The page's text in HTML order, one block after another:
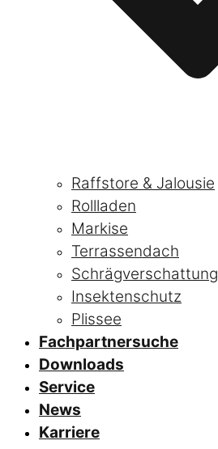
Raffstore & Jalousie
Rollladen
Markise
Terrassendach
Schrägverschattung
Insektenschutz
Plissee
Fachpartnersuche
Downloads
Service
News
Karriere